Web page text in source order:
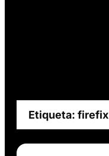
Etiqueta: firefix